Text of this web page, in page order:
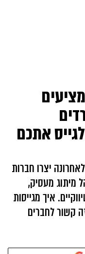
אתכם
יצרו חברות
מיתוג מעסיק,
איך מגייסות
קשור לחברים